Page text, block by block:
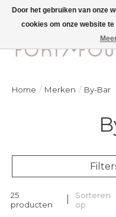
Ontdek de nieuwe
Home / Merken / By-Bar
25
producten
Sorteren
op
Door het gebruiken van onze
cookies om onze website